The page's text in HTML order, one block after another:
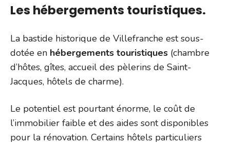
Les hébergements touristiques.
La bastide historique de Villefranche est sous-
dotée en hébergements touristiques (chambre
d’hôtes, gîtes, accueil des pèlerins de Saint-
Jacques, hôtels de charme).
Le potentiel est pourtant énorme, le coût de
l’immobilier faible et des aides sont disponibles
pour la rénovation. Certains hôtels particuliers